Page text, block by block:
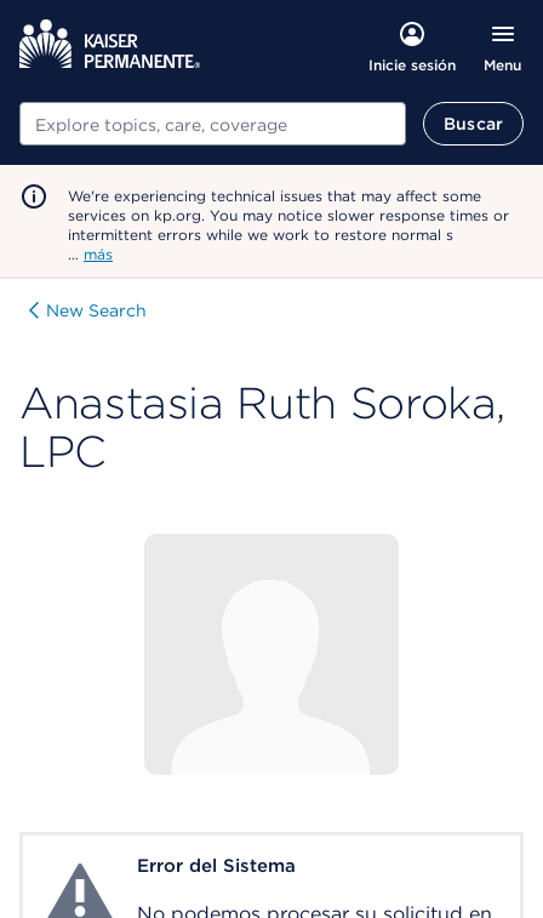
Inicie sesión Menu
Buscar Buscar
We're experiencing technical issues that may affect some
services on kp.org. You may notice slower response times or
intermittent errors while we work to restore normal s
… más
New Search
Anastasia Ruth Soroka,
LPC
System ErrorError del Sistema